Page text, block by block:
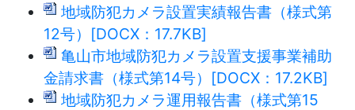
地域防犯カメラ設置実績報告書（様式第
12号）[DOCX：17.7KB]
亀山市地域防犯カメラ設置支援事業補助
金請求書（様式第14号）[DOCX：17.2KB]
地域防犯カメラ運用報告書（様式第15